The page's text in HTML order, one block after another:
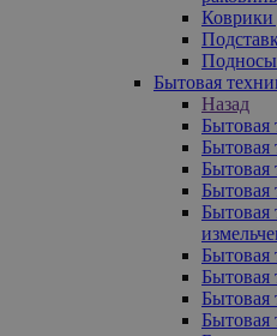
Коврики
Подносы
Бытовая
Назад
Бытовая
Бытовая
Бытовая
Бытовая
Бытовая
Бытовая
Бытовая
Бытовая
Бытовая